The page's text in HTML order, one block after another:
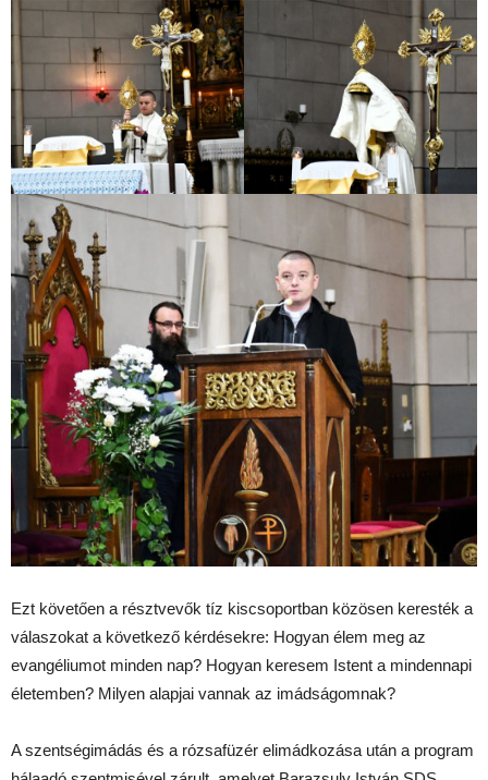
Ezt követően a résztvevők tíz kiscsoportban közösen keresték a
válaszokat a következő kérdésekre: Hogyan élem meg az
evangéliumot minden nap? Hogyan keresem Istent a mindennapi
életemben? Milyen alapjai vannak az imádságomnak?
A szentségimádás és a rózsafüzér elimádkozása után a program